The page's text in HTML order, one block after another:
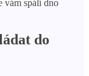
vám spálí dno
do